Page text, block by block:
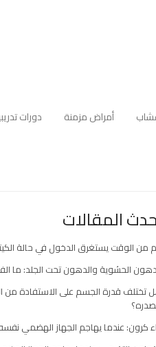
أمراض مزمنة
دورات
المقالات
من الوقت يستغرق الدخول في حالة
الحشوية والدهون تحت الجلد: ما
تختلف قدرة الجسم على الاستفادة من
كرون: عندما يهاجم الجهاز الهضمي